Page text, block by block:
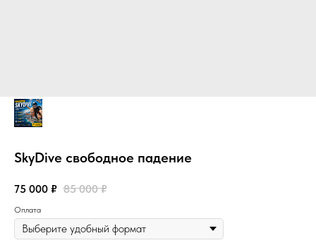
SkyDive свободное падение
75 000 ₽ 85 000 ₽
Оплата